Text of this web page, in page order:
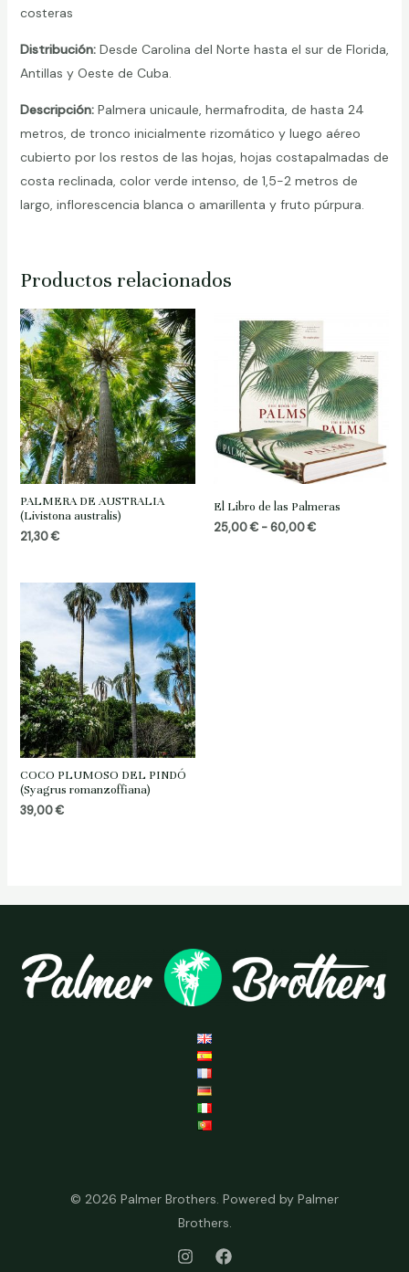
costeras
Distribución:Desde Carolina del Norte hasta el sur de Florida,
Antillas y Oeste de Cuba.
Descripción: Palmera unicaule, hermafrodita, de hasta 24
metros, de tronco inicialmente rizomático y luego aéreo
cubierto por los restos de las hojas, hojas costapalmadas de
costa reclinada, color verde intenso, de 1,5-2 metros de
largo, inflorescencia blanca o amarillenta y fruto púrpura.
Productos relacionados
PALMERA DE AUSTRALIA
(Livistona australis)
21,30€
El Libro de las Palmeras
25,00€ -60,00€Rango
COCO PLUMOSO DEL PINDÓ
(Syagrus romanzoffiana)
39,00€
© 2026 Palmer Brothers. Powered by Palmer
Brothers.